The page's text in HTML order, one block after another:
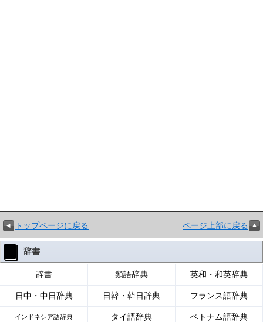
トップページに戻る ページ上部に戻る
辞書
辞書 類語辞典 英和・和英辞典
日中・中日辞典 日韓・韓日辞典 フランス語辞典
インドネシア語辞典 タイ語辞典 ベトナム語辞典